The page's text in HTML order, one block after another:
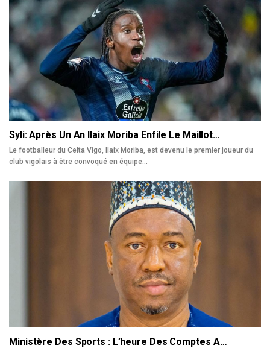
Syli: Après Un An Ilaix Moriba Enfile Le Maillot…
Le footballeur du Celta Vigo, Ilaix Moriba, est devenu le premier joueur du
club vigolais à être convoqué en équipe…
Ministère Des Sports : L’heure Des Comptes A…